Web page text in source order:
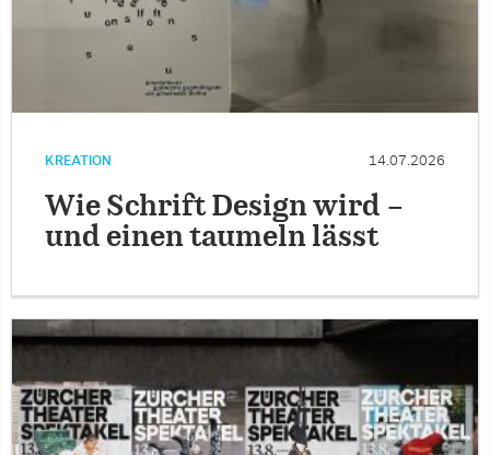
KREATION 14.07.2026
Wie Schrift Design wird –
und einen taumeln lässt